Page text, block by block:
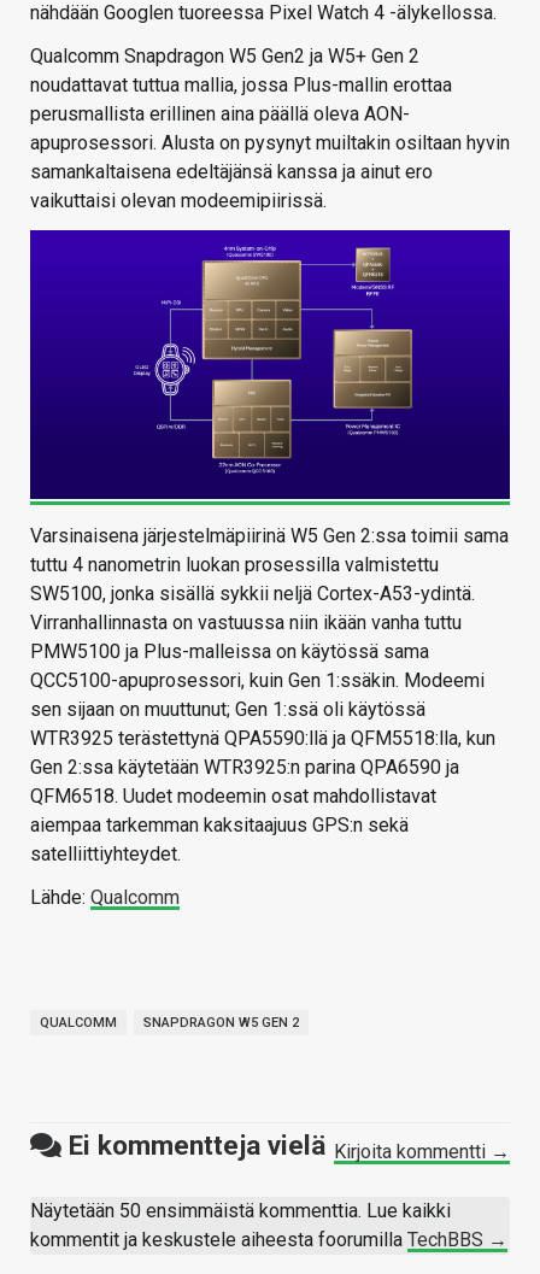
nähdään Googlen tuoreessa Pixel Watch 4 -älykellossa.
Qualcomm Snapdragon W5 Gen2 ja W5+ Gen 2
noudattavat tuttua mallia, jossa Plus-mallin erottaa
perusmallista erillinen aina päällä oleva AON-
apuprosessori. Alusta on pysynyt muiltakin osiltaan hyvin
samankaltaisena edeltäjänsä kanssa ja ainut ero
vaikuttaisi olevan modeemipiirissä.
Varsinaisena järjestelmäpiirinä W5 Gen 2:ssa toimii sama
tuttu 4 nanometrin luokan prosessilla valmistettu
SW5100, jonka sisällä sykkii neljä Cortex-A53-ydintä.
Virranhallinnasta on vastuussa niin ikään vanha tuttu
PMW5100 ja Plus-malleissa on käytössä sama
QCC5100-apuprosessori, kuin Gen 1:ssäkin. Modeemi
sen sijaan on muuttunut; Gen 1:ssä oli käytössä
WTR3925 terästettynä QPA5590:llä ja QFM5518:lla, kun
Gen 2:ssa käytetään WTR3925:n parina QPA6590 ja
QFM6518. Uudet modeemin osat mahdollistavat
aiempaa tarkemman kaksitaajuus GPS:n sekä
satelliittiyhteydet.
Lähde: Qualcomm
QUALCOMM SNAPDRAGON W5 GEN 2
Ei kommentteja vielä Kirjoita kommentti →
Näytetään 50 ensimmäistä kommenttia. Lue kaikki
kommentit ja keskustele aiheesta foorumilla TechBBS →